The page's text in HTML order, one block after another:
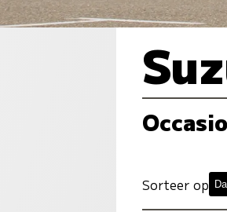
Sorteer op